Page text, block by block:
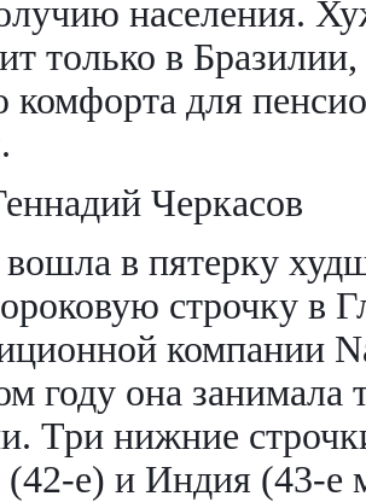
населения.
только в
для
Черкасов
вошла в пятерку
строчку в
компании
году она занимала
Три нижние
(42-е) и Индия (43-е